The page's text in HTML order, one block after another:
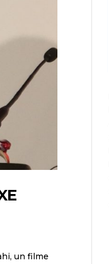
un filme